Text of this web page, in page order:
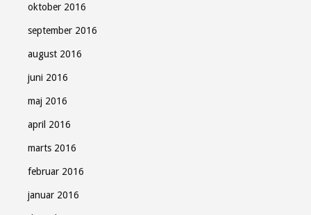
oktober 2016
september 2016
august 2016
juni 2016
maj 2016
april 2016
marts 2016
februar 2016
januar 2016